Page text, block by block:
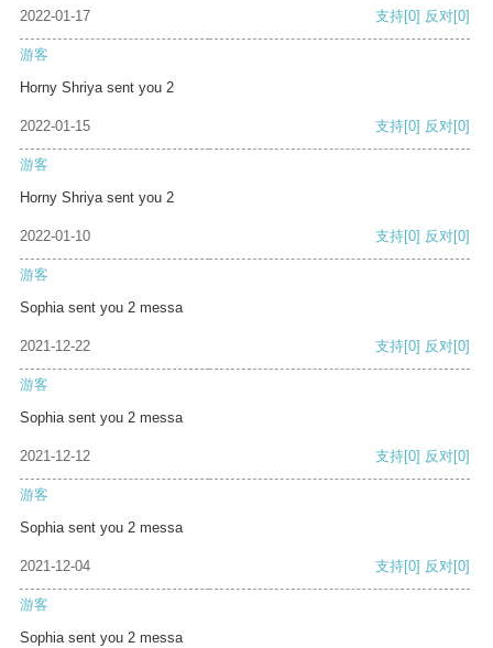
2022-01-17 支持[0] 反对[0]
游客
Horny Shriya sent you 2
2022-01-15 支持[0] 反对[0]
游客
Horny Shriya sent you 2
2022-01-10 支持[0] 反对[0]
游客
Sophia sent you 2 messa
2021-12-22 支持[0] 反对[0]
游客
Sophia sent you 2 messa
2021-12-12 支持[0] 反对[0]
游客
Sophia sent you 2 messa
2021-12-04 支持[0] 反对[0]
游客
Sophia sent you 2 messa